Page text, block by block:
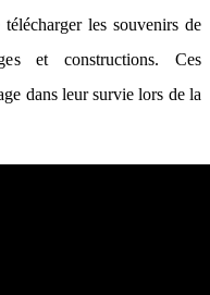
les souvenirs de
et constructions. Ces
dans leur survie lors de la